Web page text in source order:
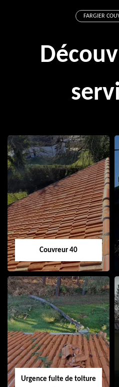
FARGIER
Couvreur 40
Couvreur 40
Urgence fuite de toiture